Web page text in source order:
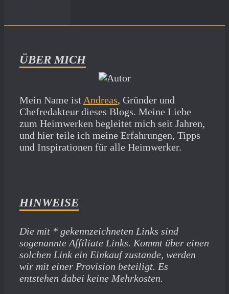
ÜBER MICH
Mein Name ist Andreas, Gründer und
Chefredakteur dieses Blogs. Meine Liebe
zum Heimwerken begleitet mich seit Jahren,
und hier teile ich meine Erfahrungen, Tipps
und Inspirationen für alle Heimwerker.
HINWEISE
Die mit * gekennzeichneten Links sind
sogenannte Affiliate Links. Kommt über einen
solchen Link ein Einkauf zustande, werden
wir mit­ einer Provision beteiligt. Es
entstehen dabei keine Mehrkosten.